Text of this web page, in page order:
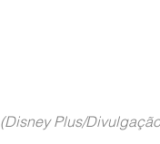
(Disney Plus/